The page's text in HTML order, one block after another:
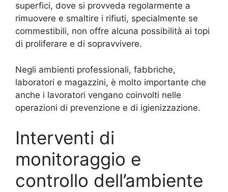
superfici, dove si provveda regolarmente a
rimuovere e smaltire i rifiuti, specialmente se
commestibili, non offre alcuna possibilità ai topi
di proliferare e di sopravvivere.
Negli ambienti professionali, fabbriche,
laboratori e magazzini, è molto importante che
anche i lavoratori vengano coinvolti nelle
operazioni di prevenzione e di igienizzazione.
Interventi di
monitoraggio e
controllo dell’ambiente